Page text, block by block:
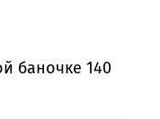
баночке 140